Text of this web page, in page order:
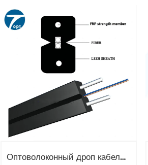
Оптоволоконный дроп кабель, 1 волокно G657, 1,5кН, стальная проволока OPT-GJXH